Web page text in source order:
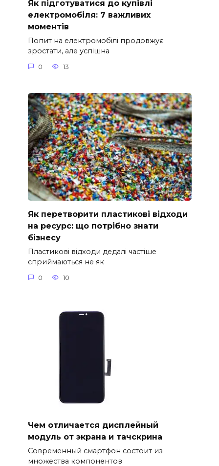
Як підготуватися до купівлі
електромобіля: 7 важливих
моментів
Попит на електромобілі продовжує
зростати, але успішна
0 13
Як перетворити пластикові відходи
на ресурс: що потрібно знати
бізнесу
Пластикові відходи дедалі частіше
сприймаються не як
0 10
Чем отличается дисплейный
модуль от экрана и тачскрина
Современный смартфон состоит из
множества компонентов